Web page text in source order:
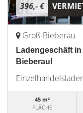
396,- €
Groß-Bieberau
Ladengeschäft
Bieberau!
45 m²
FLÄCHE